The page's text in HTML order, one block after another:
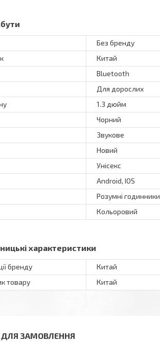
Без бренду
Китай
Bluetooth
Для дорослих
1.3 дюйм
Чорний
Звукове
Новий
Унісекс
Android, IOS
Розумні годинники
Кольоровий
характеристики
бренду
Китай
товару
Китай
ДЛЯ ЗАМОВЛЕННЯ